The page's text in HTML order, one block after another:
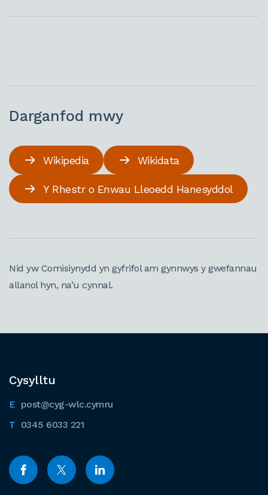
Darganfod mwy
Wikipedia Wikidata
Y Rhestr o Enwau Lleoedd Hanesyddol
Nid yw Comisiynydd yn gyfrifol am gynnwys y gwefannau
allanol hyn, na’u cynnal.
Cysylltu
post@cyg-wlc.cymru
0345 6033 221